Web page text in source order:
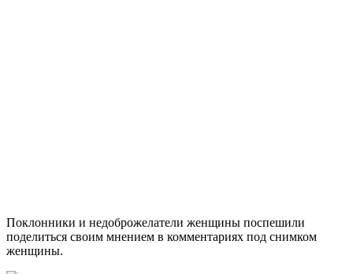
Поклонники и недоброжелатели женщины поспешили
поделиться своим мнением в комментариях под снимком
женщины.